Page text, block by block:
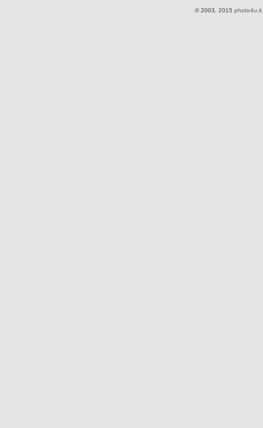
© 2003, 2015 photo4u.it